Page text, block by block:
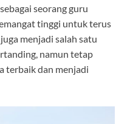
seorang guru
tinggi untuk terus
menjadi salah satu
namun tetap
terbaik dan menjadi